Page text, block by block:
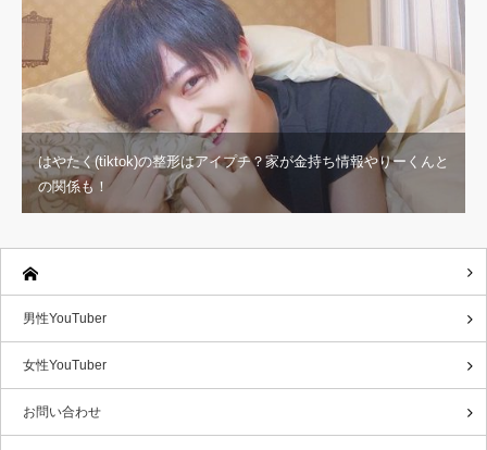
はやたく(tiktok)の整形はアイプチ？家が金持ち情報やりーくんと
の関係も！
男性YouTuber
女性YouTuber
お問い合わせ